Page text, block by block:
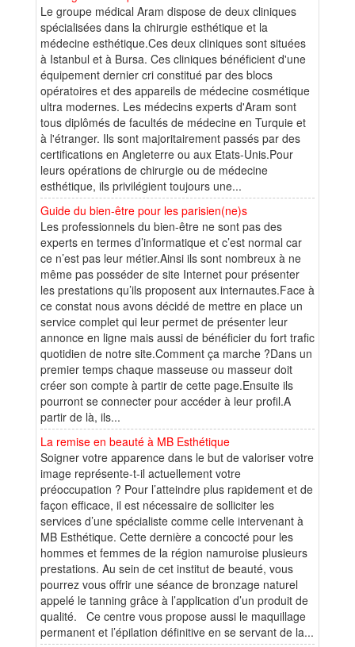
Le groupe médical Aram dispose de deux cliniques
spécialisées dans la chirurgie esthétique et la
médecine esthétique.Ces deux cliniques sont situées
à Istanbul et à Bursa. Ces cliniques bénéficient d'une
équipement dernier cri constitué par des blocs
opératoires et des appareils de médecine cosmétique
ultra modernes. Les médecins experts d'Aram sont
tous diplômés de facultés de médecine en Turquie et
à l'étranger. Ils sont majoritairement passés par des
certifications en Angleterre ou aux Etats-Unis.Pour
leurs opérations de chirurgie ou de médecine
esthétique, ils privilégient toujours une...
Guide du bien-être pour les parisien(ne)s
Les professionnels du bien-être ne sont pas des
experts en termes d’informatique et c’est normal car
ce n’est pas leur métier.Ainsi ils sont nombreux à ne
même pas posséder de site Internet pour présenter
les prestations qu’ils proposent aux internautes.Face à
ce constat nous avons décidé de mettre en place un
service complet qui leur permet de présenter leur
annonce en ligne mais aussi de bénéficier du fort trafic
quotidien de notre site.Comment ça marche ?Dans un
premier temps chaque masseuse ou masseur doit
créer son compte à partir de cette page.Ensuite ils
pourront se connecter pour accéder à leur profil.A
partir de là, ils...
La remise en beauté à MB Esthétique
Soigner votre apparence dans le but de valoriser votre
image représente-t-il actuellement votre
préoccupation ? Pour l’atteindre plus rapidement et de
façon efficace, il est nécessaire de solliciter les
services d’une spécialiste comme celle intervenant à
MB Esthétique. Cette dernière a concocté pour les
hommes et femmes de la région namuroise plusieurs
prestations. Au sein de cet institut de beauté, vous
pourrez vous offrir une séance de bronzage naturel
appelé le tanning grâce à l’application d’un produit de
qualité. Ce centre vous propose aussi le maquillage
permanent et l’épilation définitive en se servant de la...